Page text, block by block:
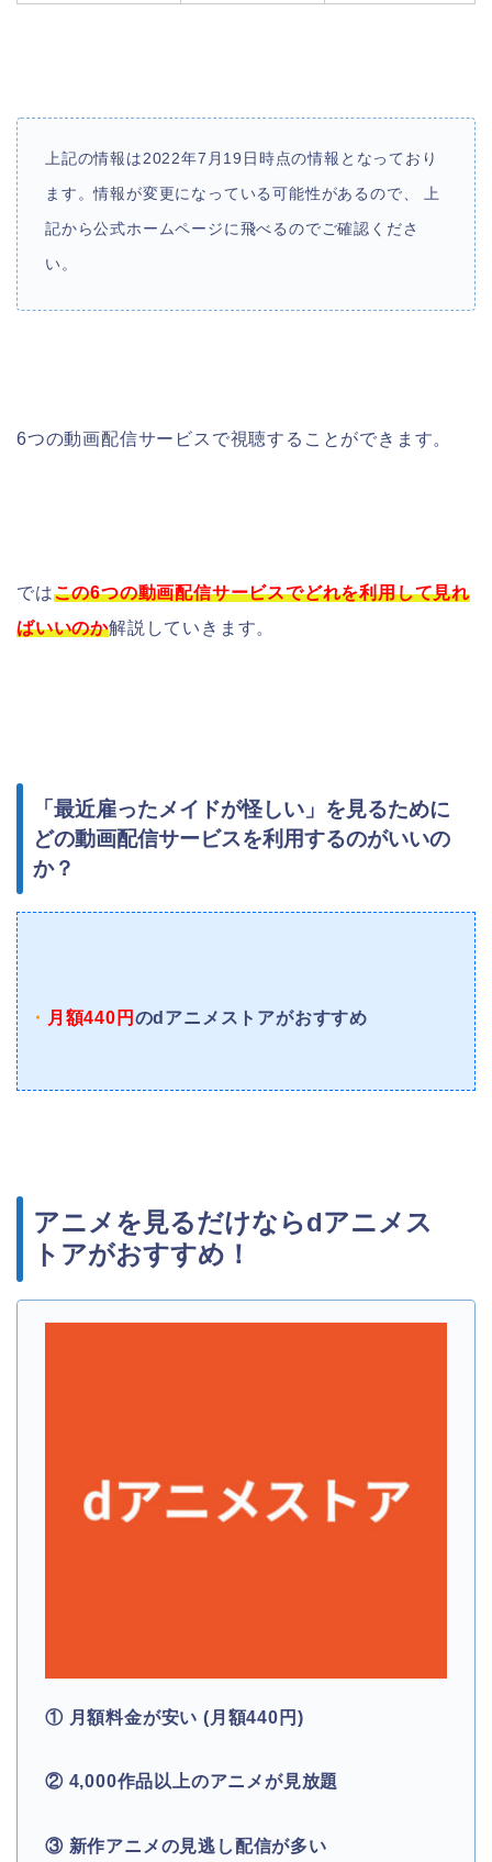
上記の情報は2022年7月19日時点の情報となっており
ます。情報が変更になっている可能性があるので、 上
記から公式ホームページに飛べるのでご確認くださ
い。
6つの動画配信サービスで視聴することができます。
ではこの6つの動画配信サービスでどれを利用して見れ
ばいいのか解説していきます。
「最近雇ったメイドが怪しい」を見るために
どの動画配信サービスを利用するのがいいの
か？
・ 月額440円 のdアニメストアがおすすめ
アニメを見るだけならdアニメス
トアがおすすめ！
① 月額料金が安い (月額440円)
② 4,000作品以上のアニメが見放題
③ 新作アニメの見逃し配信が多い